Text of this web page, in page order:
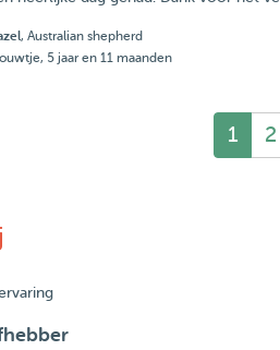
, Australian shepherd
5 jaar en 11 maanden
1 2